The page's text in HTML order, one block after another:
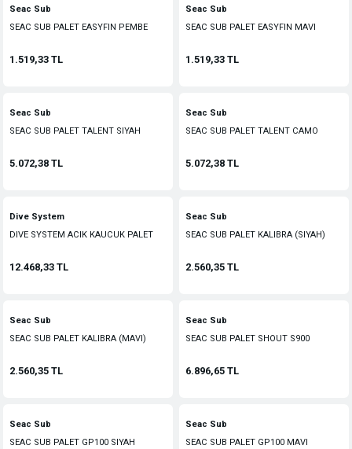
Seac Sub
SEAC SUB PALET EASYFIN PEMBE
1.519,33 TL
Seac Sub
SEAC SUB PALET EASYFIN MAVI
1.519,33 TL
Seac Sub
SEAC SUB PALET TALENT SIYAH
5.072,38 TL
Seac Sub
SEAC SUB PALET TALENT CAMO
5.072,38 TL
Dive System
DIVE SYSTEM ACIK KAUCUK PALET
12.468,33 TL
Seac Sub
SEAC SUB PALET KALIBRA (SIYAH)
2.560,35 TL
Seac Sub
SEAC SUB PALET KALIBRA (MAVI)
2.560,35 TL
Seac Sub
SEAC SUB PALET SHOUT S900
6.896,65 TL
Seac Sub
SEAC SUB PALET GP100 SIYAH
Seac Sub
SEAC SUB PALET GP100 MAVI